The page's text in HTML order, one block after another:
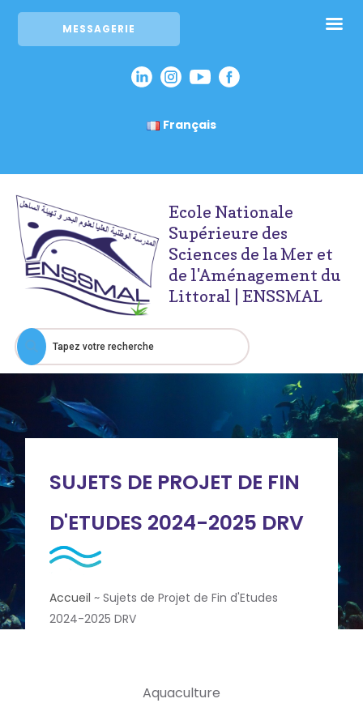
MESSAGERIE
Français
Ecole Nationale
Supérieure des
Sciences de la Mer et
de l'Aménagement du
Littoral | ENSSMAL
SUJETS DE PROJET DE FIN
D'ETUDES 2024-2025 DRV
Accueil ~Sujets de Projet de Fin d'Etudes
2024-2025 DRV
Aquaculture